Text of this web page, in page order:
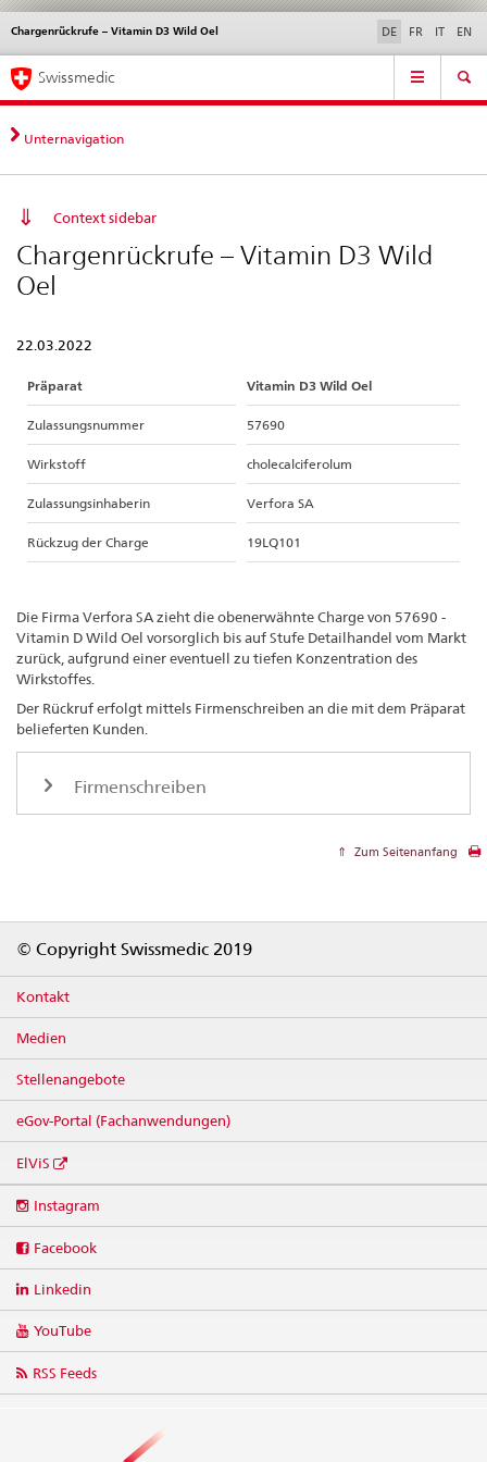
Direktnavigation
News,
Rechtsgrundlagen,
Kontakt
News & Updates Kontakt | Support & Hilfe
Chargenrückrufe – Vitamin D3 Wild Oel
Sprachwahl DE FR IT EN
Service
Hauptnavigation
Swissmedic
Unternavigation
Context sidebar
Chargenrückrufe – Vitamin D3 Wild
Oel
22.03.2022
Präparat Vitamin D3 Wild Oel
Zulassungsnummer 57690
Wirkstoff cholecalciferolum
Zulassungsinhaberin Verfora SA
Rückzug der Charge 19LQ101
Die Firma Verfora SA zieht die obenerwähnte Charge von 57690 -
Vitamin D Wild Oel vorsorglich bis auf Stufe Detailhandel vom Markt
zurück, aufgrund einer eventuell zu tiefen Konzentration des
Wirkstoffes.
Der Rückruf erfolgt mittels Firmenschreiben an die mit dem Präparat
belieferten Kunden.
Firmenschreiben
Zum Seitenanfang
© Copyright Swissmedic 2019
Kontakt
Medien
Stellenangebote
eGov-Portal (Fachanwendungen)
ElViS
media
Instagram
Facebook
Linkedin
YouTube
RSS Feeds